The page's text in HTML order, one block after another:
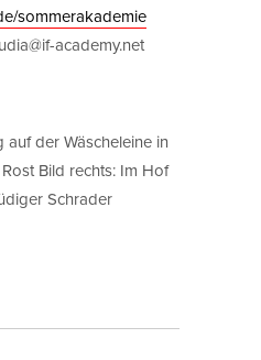
sommerakademie
academy.net
der Wäscheleine in
Bild rechts: Im Hof
Schrader